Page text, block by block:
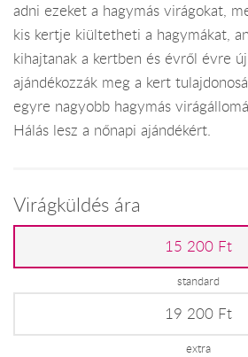
adni ezeket a hagymás virágokat,
kis kertje kiültetheti a hagymákat,
kihajtanak a kertben és évről évre
ajándékozzák meg a kert
egyre nagyobb hagymás
Hálás lesz a nőnapi ajándékért.
Virágküldés ára
15 200 Ft
standard
19 200 Ft
extra